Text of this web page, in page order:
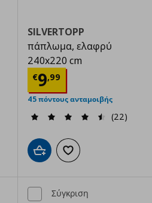
€ 45,00
SILVERTOPP
πάπλωμα, ελαφρύ
240x220 cm
€9,99
Τρέχουσα
45 πόντους ανταμοιβής
(22)
Προσθήκη στο καλάθι
Προσθήκη στα
Σύγκριση